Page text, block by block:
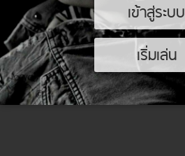
เข้าสู่ระบบ
เริ่มเล่น